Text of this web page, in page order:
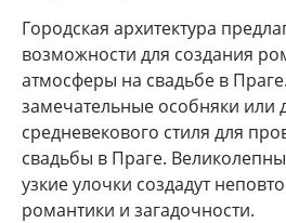
Городская архитектура
возможности для создания
атмосферы на свадьбе в
замечательные особняки или
средневекового стиля для
свадьбы в Праге.
узкие улочки создадут
романтики и загадочности.